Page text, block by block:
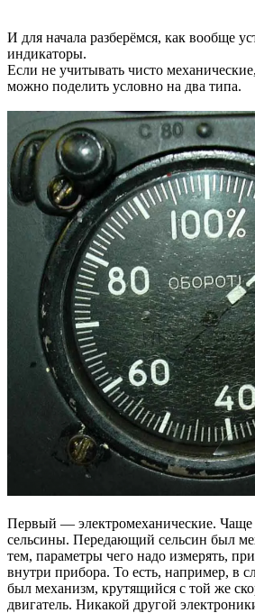
И для начала разберёмся, как вообще
индикаторы.
Если не учитывать чисто
можно поделить условно на два типа.
Первый — электромеханические. Чаще
сельсины. Передающий сельсин был
тем, параметры чего надо измерять,
внутри прибора. То есть, например, в
был механизм, крутящийся с той же
двигатель. Никакой другой